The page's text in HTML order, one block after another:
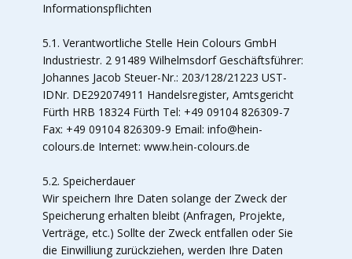
Informationspflichten
5.1. Verantwortliche Stelle Hein Colours GmbH
Industriestr. 2 91489 Wilhelmsdorf Geschäftsführer:
Johannes Jacob Steuer-Nr.: 203/128/21223 UST-
IDNr. DE292074911 Handelsregister, Amtsgericht
Fürth HRB 18324 Fürth Tel: +49 09104 826309-7
Fax: +49 09104 826309-9 Email: info@hein-
colours.de Internet: www.hein-colours.de
5.2. Speicherdauer
Wir speichern Ihre Daten solange der Zweck der
Speicherung erhalten bleibt (Anfragen, Projekte,
Verträge, etc.) Sollte der Zweck entfallen oder Sie
die Einwilliung zurückziehen, werden Ihre Daten